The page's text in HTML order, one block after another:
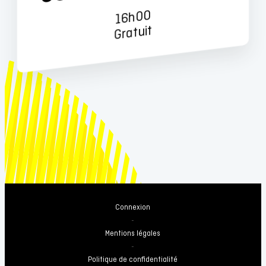
16h00
Gratuit
Connexion
-
Mentions légales
-
Politique de confidentialité